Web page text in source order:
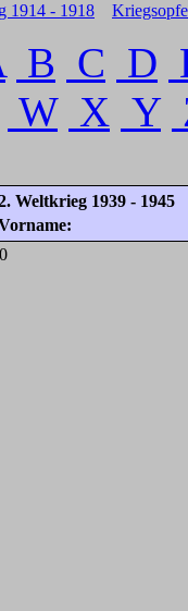
1914 - 1918
B C D
W X Y
Weltkrieg 1939 - 1945